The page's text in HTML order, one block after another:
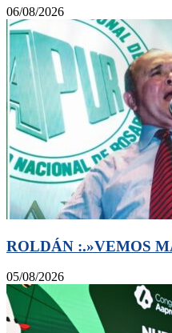
06/08/2026
ROLDÁN :.»VEMOS
05/08/2026